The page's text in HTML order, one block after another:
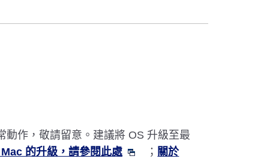
動作，敬請留意。建議將 OS 升級至最
Mac 的升級，請參閱此處 ； 關於